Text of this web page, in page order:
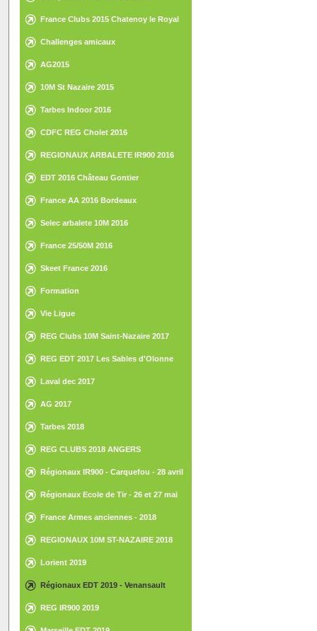
France Clubs 2015 Chatenoy le Royal
Challenges amicaux
AG2015
10M St Nazaire 2015
Tarbes Indoor 2016
CDFC REG Cholet 2016
REGIONAUX ARBALETE IR900 2016
EDT 2016 Château Gontier
France AA 2016 Bordeaux
Selec arbalete 10M 2016
France 25/50M 2016
Skeet France 2016
Formation
Vie Ligue
REG Clubs 10M Saint-Nazaire 2017
REG EDT 2017 Les Sables d'Olonne
Laval dec 2017
AG 2017
Tarbes 2018
REG CLUBS 2018 ANGERS
Régionaux IR900 - Carquefou - 28 avril
Régionaux Ecole de Tir - 26 et 27 mai
France Armes anciennes - 2018
REGIONAUX 10M ST-NAZAIRE 2018
Lorient 2019
Régionaux EDT 2019 - Venansault
REG IR900 2019